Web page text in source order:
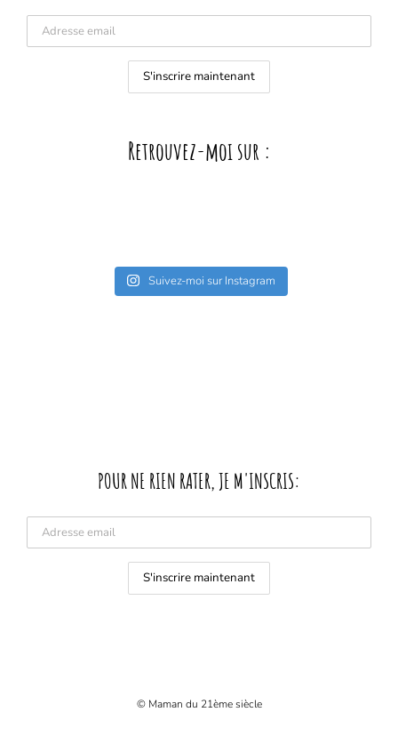
Retrouvez-moi sur :
Suivez-moi sur Instagram
POUR NE RIEN RATER, JE M'INSCRIS:
© Maman du 21ème siècle